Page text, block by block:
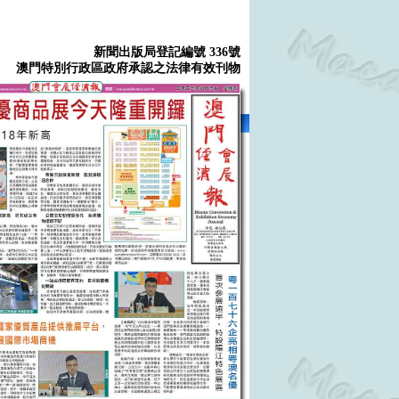
新聞出版局登記編號 336號
澳門特別行政區政府承認之法律有效刊物